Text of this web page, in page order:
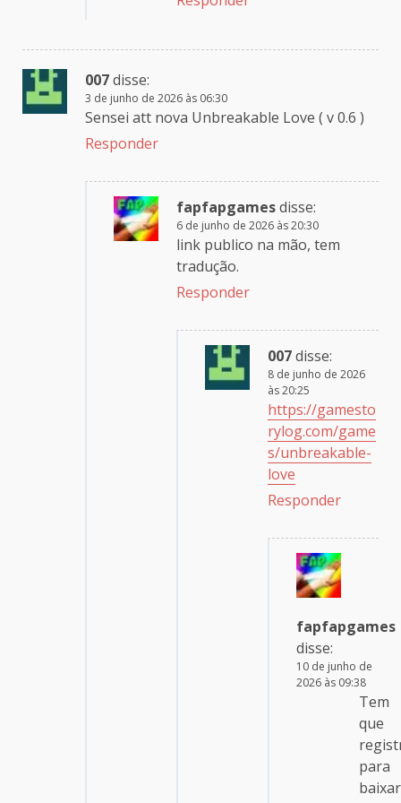
007disse:
3 de junho de 2026 às 06:30
Sensei att nova Unbreakable Love ( v 0.6 )
Responder
fapfapgamesdisse:
6 de junho de 2026 às 20:30
link publico na mão, tem
tradução.
Responder
007disse:
8 de junho de 2026
às 20:25
https://gamesto
rylog.com/game
s/unbreakable-
love
Responder
fapfapgames
disse:
10 de junho de
2026 às 09:38
Tem
que
para